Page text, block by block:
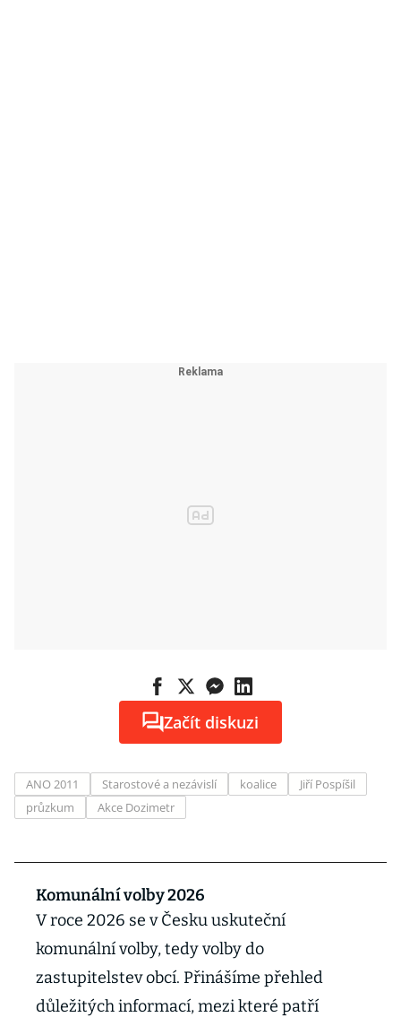
Začít diskuzi
ANO 2011 Starostové a nezávislí koalice
Jiří Pospíšil
průzkum
Akce Dozimetr
Komunální volby 2026
V roce 2026 se v Česku uskuteční
komunální volby, tedy volby do
zastupitelstev obcí. Přinášíme přehled
důležitých informací, mezi které patří